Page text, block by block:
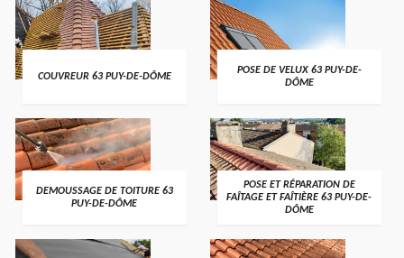
COUVREUR 63 PUY-DE-DÔME
POSE DE VELUX 63 PUY-DE-
DÔME
DEMOUSSAGE DE TOITURE 63
PUY-DE-DÔME
POSE ET RÉPARATION DE
FAÎTAGE ET FAÎTIÈRE 63 PUY-DE-
DÔME